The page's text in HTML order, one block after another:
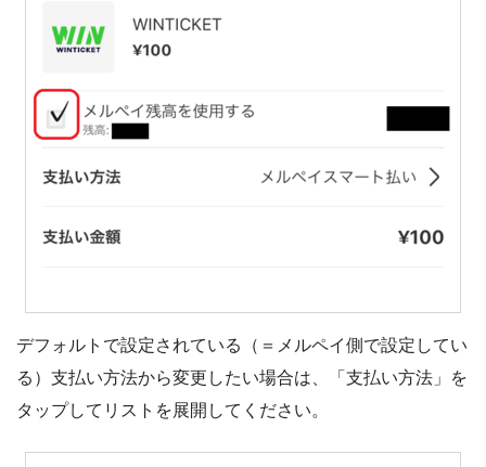
デフォルトで設定されている（＝メルペイ側で設定してい
る）支払い方法から変更したい場合は、「支払い方法」を
タップしてリストを展開してください。